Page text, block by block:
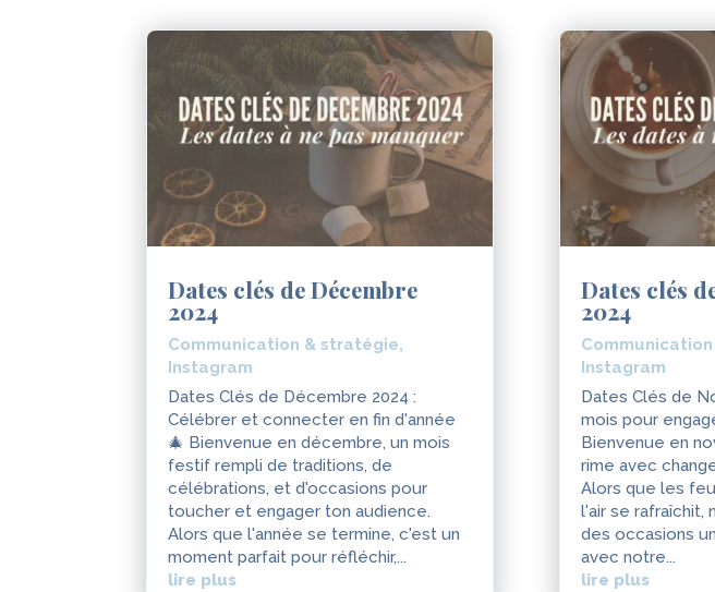
Dates clés de Décembre
2024
Communication & stratégie,
Instagram
Dates Clés de Décembre 2024 :
Célébrer et connecter en fin d'année
🎄 Bienvenue en décembre, un mois
festif rempli de traditions, de
célébrations, et d'occasions pour
toucher et engager ton audience.
Alors que l'année se termine, c'est un
moment parfait pour réfléchir,...
lire plus
Dates clés
2024
Instagram
Dates Clés de
mois pour
Bienvenue en
rime avec
Alors que les
l'air se rafraîchit,
des occasions
avec notre...
lire plus